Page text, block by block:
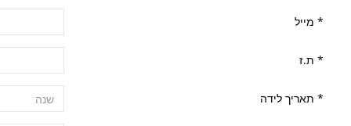
* מייל
* ת.ז
* תאריך לידה